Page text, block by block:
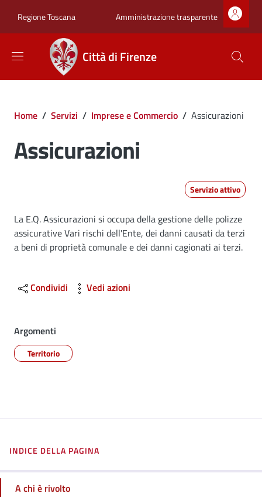
Regione Toscana Zona superiore
Amministrazione trasparente
Città di Firenze
Briciole di pane
Home / Servizi / Imprese e Commercio / Assicurazioni
Assicurazioni
Servizio attivo
Dettagli
La E.Q. Assicurazioni si occupa della gestione delle polizze
assicurative Vari rischi dell'Ente, dei danni causati da terzi
a beni di proprietà comunale e dei danni cagionati ai terzi.
Condividi Vedi azioni
Argomenti
Territorio
INDICE DELLA PAGINA
A chi è rivolto